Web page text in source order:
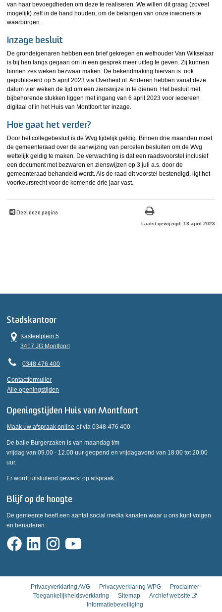
van haar bevoegdheden om deze te realiseren. We willen dit graag (zoveel
mogelijk) zelf in de hand houden, om de belangen van onze inwoners te
waarborgen.
Inzage besluit
De grondeigenaren hebben een brief gekregen en wethouder Van Wikselaar
is bij hen langs gegaan om in een gesprek meer uitleg te geven. Zij kunnen
binnen zes weken bezwaar maken. De bekendmaking hiervan is ook
gepubliceerd op 5 april 2023 via Overheid.nl. Anderen hebben vanaf deze
datum vier weken de tijd om een zienswijze in te dienen. Het besluit met
bijbehorende stukken liggen met ingang van 6 april 2023 voor iedereen
digitaal of in het Huis van Montfoort ter inzage.
Hoe gaat het verder?
Door het collegebesluit is de Wvg tijdelijk geldig. Binnen drie maanden moet
de gemeenteraad over de aanwijzing van percelen besluiten om de Wvg
wettelijk geldig te maken. De verwachting is dat een raadsvoorstel inclusief
een document met bezwaren en zienswijzen op 3 juli a.s. door de
gemeenteraad behandeld wordt. Als de raad dit voorstel bestendigd, ligt het
voorkeursrecht voor de komende drie jaar vast.
Deel deze pagina
Laatst gewijzigd: 13 april 2023
Stadskantoor
Kasteelplein 5
3417 JG Montfoort
0348 476 400
Contactformulier
Alle openingstijden
Openingstijden Huis van Montfoort
Maak uw afspraak online of via 0348-476 400
De balie Burgerzaken is van maandag t/m
vrijdag van 09.00 - 12.00 uur geopend en vrijdagavond van 18:00 tot 20:00
uur.
Er wordt uitsluitend gewerkt op afspraak.
Blijf op de hoogte
De gemeente heeft een aantal social media kanalen waar u ons kunt volgen
en benaderen:
Privacyverklaring AVG Privacyverklaring WPG
Proclaimer
Toegankelijkheidsverklaring
Sitemap
Archief website
Informatiebeveiliging